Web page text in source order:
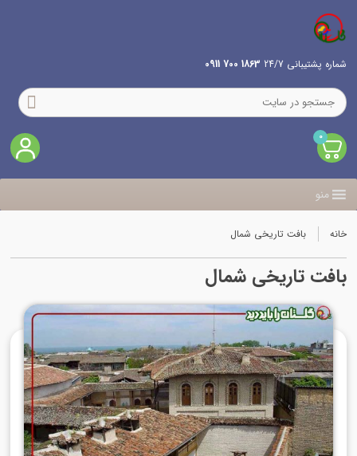
شماره پشتیبانی 24/7 1863 700 0911
0
منو
خانه بافت تاریخی شمال
بافت تاریخی شمال